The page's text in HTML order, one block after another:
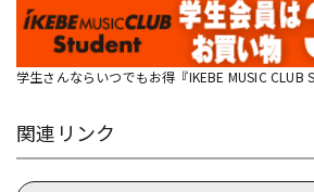
学生さんならいつでもお得『IKEBE MUSIC CLUB
関連リンク